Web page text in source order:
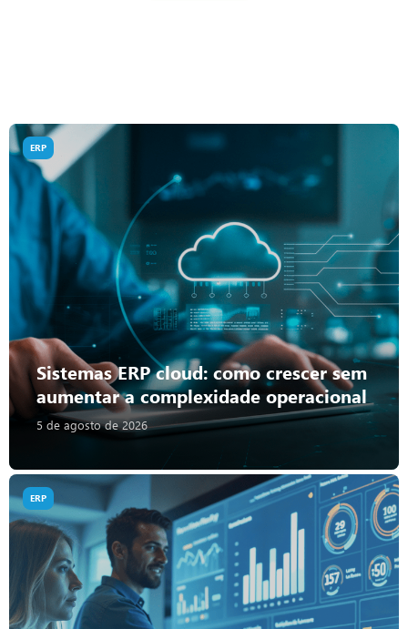
Sistemas ERP cloud: como crescer sem
aumentar a complexidade operacional
5 de agosto de 2026
ERP
ERP